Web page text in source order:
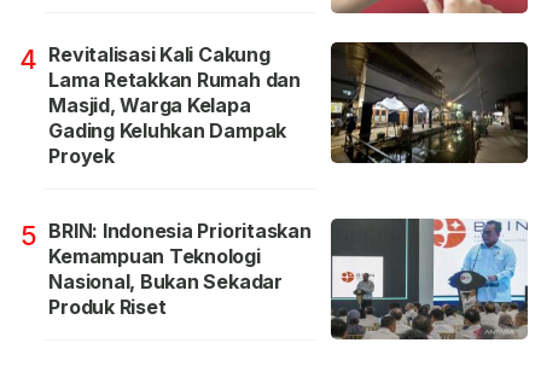
4 Revitalisasi Kali Cakung
Lama Retakkan Rumah dan
Masjid, Warga Kelapa
Gading Keluhkan Dampak
Proyek
5 BRIN: Indonesia Prioritaskan
Kemampuan Teknologi
Nasional, Bukan Sekadar
Produk Riset